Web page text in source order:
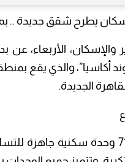
شقق جديدة .. بمقدم 15% وتقسيط على
والإسكان، الأربعاء،
الجديدة.
يضم المشروع 711 وحدة سكنية